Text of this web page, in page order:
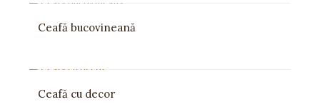
Ceafă bucovineană
Ceafă cu decor